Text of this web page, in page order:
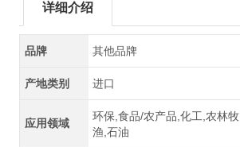
详细介绍
品牌 其他品牌
产地类别 进口
应用领域
环保,食品/农产品,化工,农林牧
渔,石油